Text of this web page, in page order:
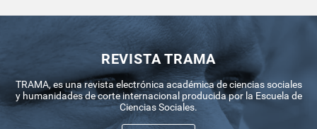
REVISTA TRAMA
TRAMA, es una revista electrónica académica de ciencias sociales
y humanidades de corte internacional producida por la Escuela de
Ciencias Sociales.